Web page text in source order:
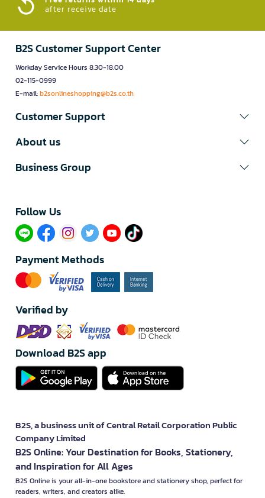
after receive date
B2S Customer Support Center
Workday Service Hours 8.30-18.00
02-115-0999
E-mail:b2sonlineshopping@b2s.co.th
Customer Support
About us
Business Group
Follow Us​
Payment Methods
Verified by
Download B2S app
B2S, a business unit of Central Retail Corporation Public
Company Limited
B2S Online: Your Destination for Books, Stationery,
and Inspiration for All Ages
B2S Online is your all-in-one bookstore and stationery shop, perfect for
readers, writers, and creators alike.